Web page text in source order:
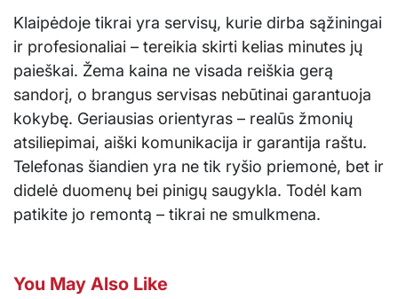
Klaipėdoje tikrai yra servisų, kurie dirba sąžiningai
ir profesionaliai – tereikia skirti kelias minutes jų
paieškai. Žema kaina ne visada reiškia gerą
sandorį, o brangus servisas nebūtinai garantuoja
kokybę. Geriausias orientyras – realūs žmonių
atsiliepimai, aiški komunikacija ir garantija raštu.
Telefonas šiandien yra ne tik ryšio priemonė, bet ir
didelė duomenų bei pinigų saugykla. Todėl kam
patikite jo remontą – tikrai ne smulkmena.
You May Also Like